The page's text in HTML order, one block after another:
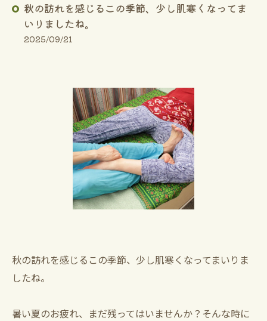
秋の訪れを感じるこの季節、少し肌寒くなってま
いりましたね。
2025/09/21
秋の訪れを感じるこの季節、少し肌寒くなってまいりま
したね。
暑い夏のお疲れ、まだ残ってはいませんか？そんな時に